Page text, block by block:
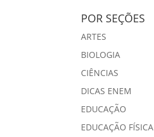
POR SEÇÕES
ARTES
BIOLOGIA
CIÊNCIAS
DICAS ENEM
EDUCAÇÃO
EDUCAÇÃO FÍSICA